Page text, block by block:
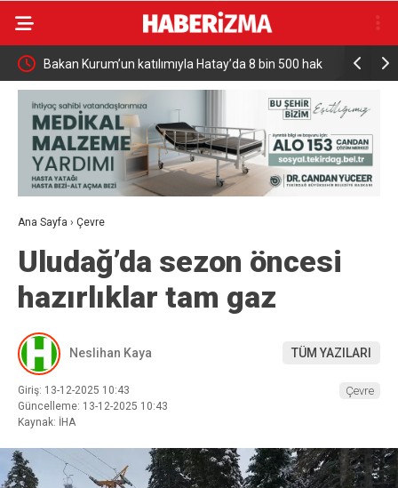
Bakan Kurum’un katılımıyla Hatay’da 8 bin 500 hak
sahibinin konutu belirlendi
Türkiye
Milyar
Ana Sayfa › Çevre
Uludağ’da sezon öncesi
hazırlıklar tam gaz
Neslihan Kaya TÜM YAZILARI
Giriş: 13-12-2025 10:43
Güncelleme: 13-12-2025 10:43
Kaynak: İHA
Çevre